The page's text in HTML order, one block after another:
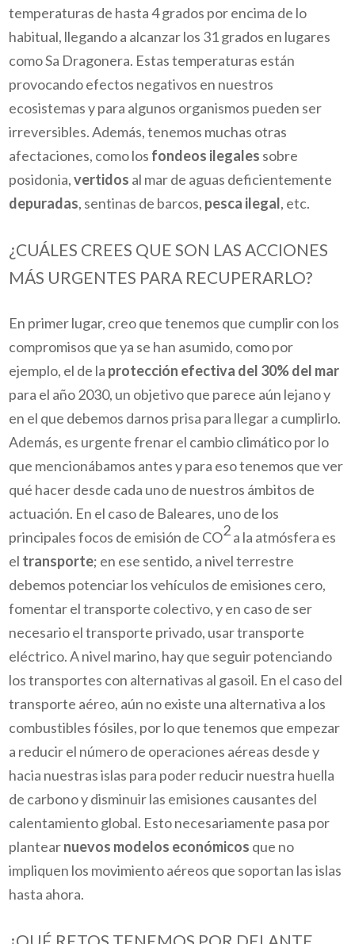
temperaturas de hasta 4 grados por encima de lo
habitual, llegando a alcanzar los 31 grados en lugares
como Sa Dragonera. Estas temperaturas están
provocando efectos negativos en nuestros
ecosistemas y para algunos organismos pueden ser
irreversibles. Además, tenemos muchas otras
afectaciones, como los fondeos ilegales sobre
posidonia,vertidos al mar de aguas deficientemente
depuradas, sentinas de barcos, pesca ilegal, etc.
¿CUÁLES CREES QUE SON LAS ACCIONES
MÁS URGENTES PARA RECUPERARLO?
En primer lugar, creo que tenemos que cumplir con los
compromisos que ya se han asumido, como por
ejemplo, el de la protección efectiva del 30% del mar
para el año 2030, un objetivo que parece aún lejano y
en el que debemos darnos prisa para llegar a cumplirlo.
Además, es urgente frenar el cambio climático por lo
que mencionábamos antes y para eso tenemos que ver
qué hacer desde cada uno de nuestros ámbitos de
actuación. En el caso de Baleares, uno de los
principales focos de emisión de CO2a la atmósfera es
el transporte; en ese sentido, a nivel terrestre
debemos potenciar los vehículos de emisiones cero,
fomentar el transporte colectivo, y en caso de ser
necesario el transporte privado, usar transporte
eléctrico. A nivel marino, hay que seguir potenciando
los transportes con alternativas al gasoil. En el caso del
transporte aéreo, aún no existe una alternativa a los
combustibles fósiles, por lo que tenemos que empezar
a reducir el número de operaciones aéreas desde y
hacia nuestras islas para poder reducir nuestra huella
de carbono y disminuir las emisiones causantes del
calentamiento global. Esto necesariamente pasa por
plantearnuevos modelos económicos que no
impliquen los movimiento aéreos que soportan las islas
hasta ahora.